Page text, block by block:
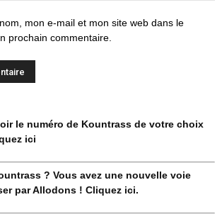
mon e-mail et mon site web dans le
prochain commentaire.
le numéro de Kountrass de votre choix
ici
? Vous avez une nouvelle voie
par Allodons ! Cliquez ici.